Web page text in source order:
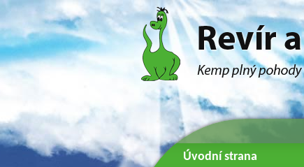
Úvodní strana